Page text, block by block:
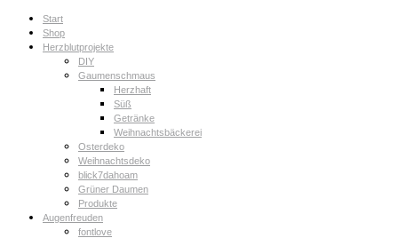
Start
Shop
Herzblutprojekte
DIY
Gaumenschmaus
Herzhaft
Süß
Getränke
Weihnachtsbäckerei
Osterdeko
Weihnachtsdeko
blick7dahoam
Grüner Daumen
Produkte
Augenfreuden
fontlove